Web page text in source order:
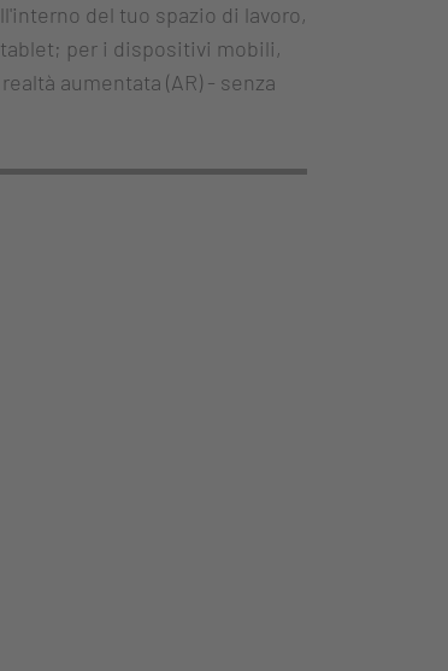
del tuo spazio di lavoro,
per i dispositivi mobili,
aumentata (AR) - senza